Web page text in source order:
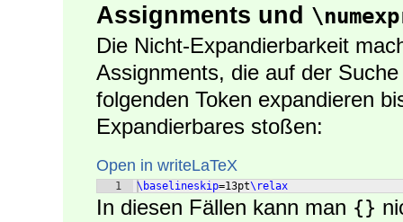
Assignments und
Die Nicht-Expandierbarkeit
Assignments, die auf der
folgenden Token expandieren
Expandierbares stoßen:
Open in writeLaTeX
1 \baselineskip=13pt\relax
In diesen Fällen kann man {}